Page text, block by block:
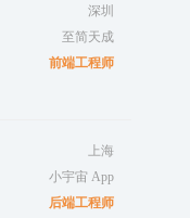
深圳
至简天成
前端工程师
上海
小宇宙 App
后端工程师